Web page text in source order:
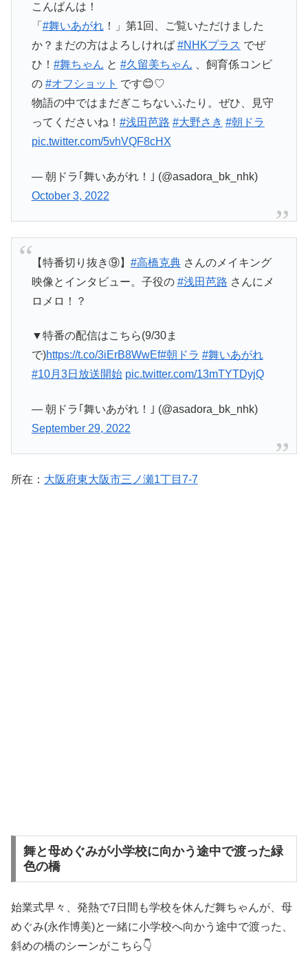
こんばんは！
「 #舞いあがれ！」第1回、ご覧いただけました
か？まだの方はよろしければ #NHKプラス でぜ
ひ！ #舞ちゃん と #久留美ちゃん 、飼育係コンビ
の #オフショット です😊♡
物語の中ではまだぎこちないふたり。ぜひ、見守
ってくださいね！ #浅田芭路 #大野さき #朝ドラ
pic.twitter.com/5vhVQF8cHX
— 朝ドラ｢舞いあがれ！｣ (@asadora_bk_nhk)
October 3, 2022
【特番切り抜き⑨】 #高橋克典さんのメイキング
映像とインタビュー。子役の #浅田芭路 さんにメ
ロメロ！？
▼特番の配信はこちら(9/30ま
で)https://t.co/3iErB8WwEf#朝ドラ #舞いあがれ
#10月3日放送開始 pic.twitter.com/13mTYTDyjQ
— 朝ドラ｢舞いあがれ！｣ (@asadora_bk_nhk)
September 29, 2022
所在： 大阪府東大阪市三ノ瀬1丁目7-7
舞と母めぐみが小学校に向かう途中で渡った緑
色の橋
始業式早々、発熱で7日間も学校を休んだ舞ちゃんが、母
めぐみ(永作博美)と一緒に小学校へ向かう途中で渡った、
斜めの橋のシーンがこちら👇